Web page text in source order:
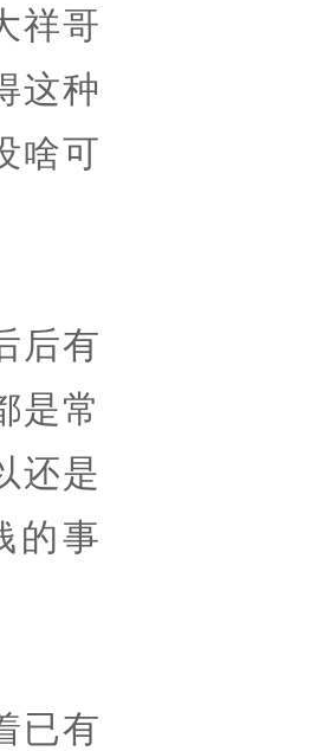
祥哥
这种
啥可
后有
是常
还是
的事
已有